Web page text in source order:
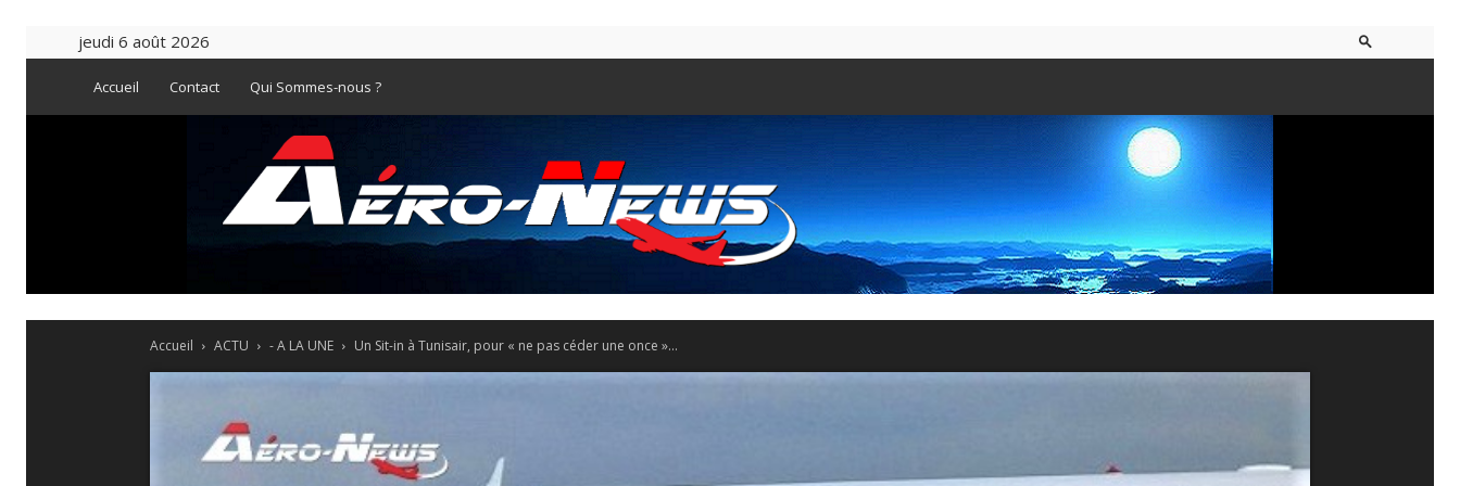
jeudi 6 août 2026
Accueil Contact Qui Sommes-nous ?
Aero
Accueil ACTU - A LA UNE Un Sit-in à Tunisair, pour « ne pas céder une once »...